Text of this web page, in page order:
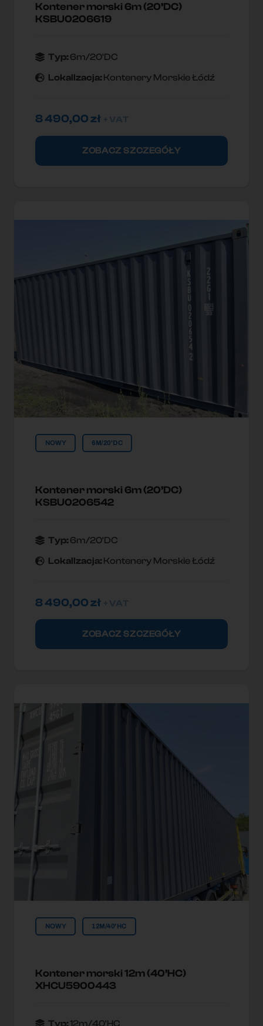
Kontener morski 6m (20’DC)
KSBU0206619
Typ: 6m/20'DC
Lokallzacja: Kontenery Morskie Łódź
8 490,00zł
ZOBACZ SZCZEGÓŁY
NOWY 6M/20'DC
Kontener morski 6m (20’DC)
KSBU0206542
Typ: 6m/20'DC
Lokallzacja: Kontenery Morskie Łódź
8 490,00zł
ZOBACZ SZCZEGÓŁY
NOWY 12M/40'HC
Kontener morski 12m (40’HC)
XHCU5900443
Typ:12m/40'HC